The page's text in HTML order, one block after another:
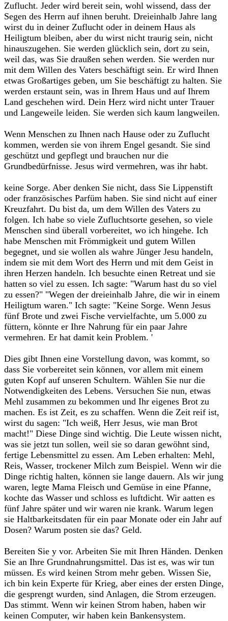
Zuflucht. Jeder wird bereit sein, wohl wissend, dass der
Segen des Herrn auf ihnen beruht. Dreieinhalb Jahre lang
wirst du in deiner Zuflucht oder in deinem Haus als
Heiligtum bleiben, aber du wirst nicht traurig sein, nicht
hinauszugehen. Sie werden glücklich sein, dort zu sein,
weil das, was Sie draußen sehen werden. Sie werden nur
mit dem Willen des Vaters beschäftigt sein. Er wird Ihnen
etwas Großartiges geben, um Sie beschäftigt zu halten. Sie
werden erstaunt sein, was in Ihrem Haus und auf Ihrem
Land geschehen wird. Dein Herz wird nicht unter Trauer
und Langeweile leiden. Sie werden sich kaum langweilen.‎
‎Wenn Menschen zu Ihnen nach Hause oder zu Zuflucht
kommen, werden sie von ihrem Engel gesandt. Sie sind
geschützt und gepflegt und brauchen nur die
Grundbedürfnisse. Jesus wird vermehren, was ihr habt.‎
‎keine Sorge. Aber denken Sie nicht, dass Sie Lippenstift
oder französisches Parfüm haben. Sie sind nicht auf einer
Kreuzfahrt. Du bist da, um dem Willen des Vaters zu
folgen. Ich habe so viele Zufluchtsorte gesehen, so viele
Menschen sind überall vorbereitet, wo ich hingehe. Ich
habe Menschen mit Frömmigkeit und gutem Willen
begegnet, und sie wollen als wahre Jünger Jesu handeln,
indem sie mit dem Wort des Herrn und mit dem Geist in
ihren Herzen handeln. Ich besuchte einen Retreat und sie
hatten so viel zu essen. Ich sagte: "Warum hast du so viel
zu essen?" "Wegen der dreieinhalb Jahre, die wir in einem
Heiligtum waren." Ich sagte: "Keine Sorge. Wenn Jesus
fünf Brote und zwei Fische vervielfachte, um 5.000 zu
füttern, könnte er Ihre Nahrung für ein paar Jahre
vermehren. Er hat damit kein Problem. '‎
‎Dies gibt Ihnen eine Vorstellung davon, was kommt, so
dass Sie vorbereitet sein können, vor allem mit einem
guten Kopf auf unseren Schultern. Wählen Sie nur die
Notwendigkeiten des Lebens. Versuchen Sie nun, etwas
Mehl zusammen zu bekommen und Ihr eigenes Brot zu
machen. Es ist Zeit, es zu schaffen. Wenn die Zeit reif ist,
wirst du sagen: "Ich weiß, Herr Jesus, wie man Brot
macht!" Diese Dinge sind wichtig. Die Leute wissen nicht,
was sie jetzt tun sollen, weil sie so daran gewöhnt sind,
fertige Lebensmittel zu essen. Am Leben erhalten: Mehl,
Reis, Wasser, trockener Milch zum Beispiel. Wenn wir die
Dinge richtig halten, können sie lange dauern. Als wir jung
waren, legte Mama Fleisch und Gemüse in eine Pfanne,
kochte das Wasser und schloss es luftdicht. Wir aatten es
fünf Jahre später und wir waren nie krank. Warum legen
sie Haltbarkeitsdaten für ein paar Monate oder ein Jahr auf
Dosen? Warum posten sie das? Geld.‎
‎Bereiten Sie y vor. Arbeiten Sie mit Ihren Händen. Denken
Sie an Ihre Grundnahrungsmittel. Das ist es, was wir tun
müssen. Es wird keinen Strom mehr geben. Wissen Sie,
ich bin kein Experte für Krieg, aber eines der ersten Dinge,
die gesprengt wurden, sind Anlagen, die Strom erzeugen.
Das stimmt. Wenn wir keinen Strom haben, haben wir
keinen Computer, wir haben kein Bankensystem.‎